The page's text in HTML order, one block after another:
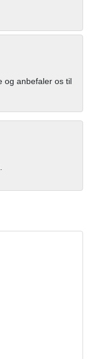
og anbefaler os til